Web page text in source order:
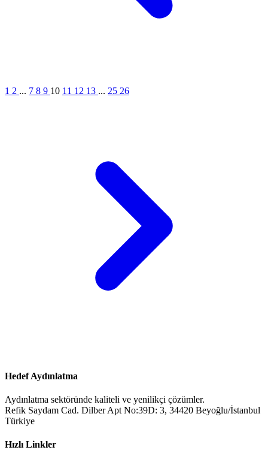
1 2 ... 7 8 9 10 11 12 13 ... 25 26
Hedef Aydınlatma
Aydınlatma sektöründe kaliteli ve yenilikçi çözümler.
Refik Saydam Cad. Dilber Apt No:39D: 3, 34420 Beyoğlu/İstanbul
Türkiye
Hızlı Linkler